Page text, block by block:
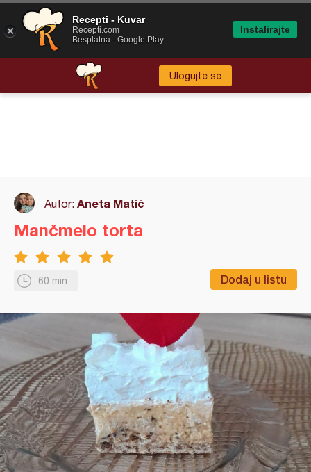
Ulogujte se
Autor: Aneta Matić
60 min Dodaj u listu
Mančmelo torta
Recepti - Kuvar
Recepti.com
Besplatna - Google Play
Instalirajte